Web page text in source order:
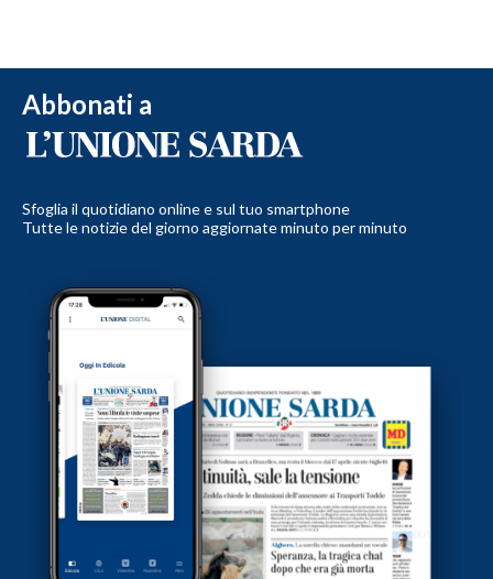
Abbonati a
Sfoglia il quotidiano online e sul tuo smartphone
Tutte le notizie del giorno aggiornate minuto per minuto